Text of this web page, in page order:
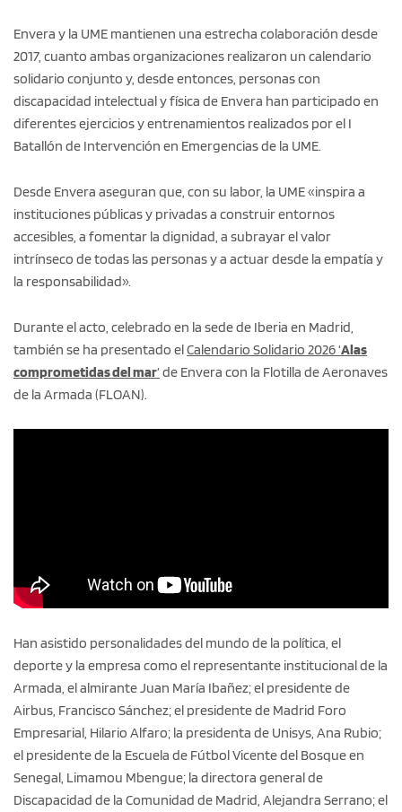
Envera y la UME mantienen una estrecha colaboración desde
2017, cuanto ambas organizaciones realizaron un calendario
solidario conjunto y, desde entonces, personas con
discapacidad intelectual y física de Envera han participado en
diferentes ejercicios y entrenamientos realizados por el I
Batallón de Intervención en Emergencias de la UME.
Desde Envera aseguran que, con su labor, la UME «inspira a
instituciones públicas y privadas a construir entornos
accesibles, a fomentar la dignidad, a subrayar el valor
intrínseco de todas las personas y a actuar desde la empatía y
la responsabilidad».
Durante el acto, celebrado en la sede de Iberia en Madrid,
también se ha presentado elCalendario Solidario 2026 ‘Alas
comprometidas del mar‘ de Envera con la Flotilla de Aeronaves
de la Armada (FLOAN).
Han asistido personalidades del mundo de la política, el
deporte y la empresa como el representante institucional de la
Armada, el almirante Juan María Ibañez; el presidente de
Airbus, Francisco Sánchez; el presidente de Madrid Foro
Empresarial, Hilario Alfaro; la presidenta de Unisys, Ana Rubio;
el presidente de la Escuela de Fútbol Vicente del Bosque en
Senegal, Limamou Mbengue; la directora general de
Discapacidad de la Comunidad de Madrid, Alejandra Serrano; el